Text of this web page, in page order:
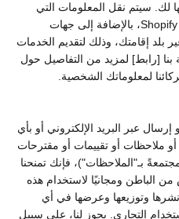
لك. سيتم نقل المعلومات التي
تُرسلها إلى الخدمات ومشاركتها مع Shopify، بالإضافة إلى جهات
بلد إقامتك، وذلك لتقديم الخدمات
[رابط] لمزيد من التفاصيل حول
عبر البريد الإلكتروني أو بأي
ملاحظات أو تقييمات أو مقترحات
بـ"الملاحظات")، فإنك تمنحنا
من الباطن ومجانيًا لاستخدام هذه
ونشرها وتوزيعها وعرضها في أي
التجاري. يجوز لنا، على سبيل